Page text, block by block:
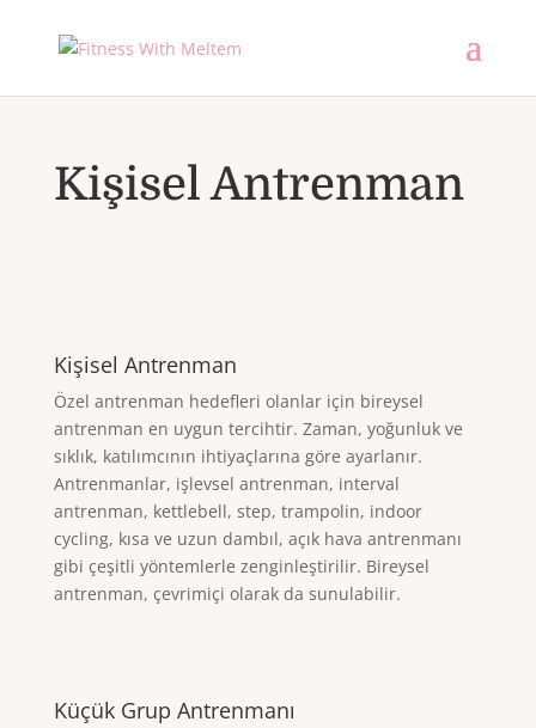
Kişisel Antrenman
Kişisel Antrenman
Özel antrenman hedefleri olanlar için bireysel
antrenman en uygun tercihtir. Zaman, yoğunluk ve
sıklık, katılımcının ihtiyaçlarına göre ayarlanır.
Antrenmanlar, işlevsel antrenman, interval
antrenman, kettlebell, step, trampolin, indoor
cycling, kısa ve uzun dambıl, açık hava antrenmanı
gibi çeşitli yöntemlerle zenginleştirilir. Bireysel
antrenman, çevrimiçi olarak da sunulabilir.
Küçük Grup Antrenmanı